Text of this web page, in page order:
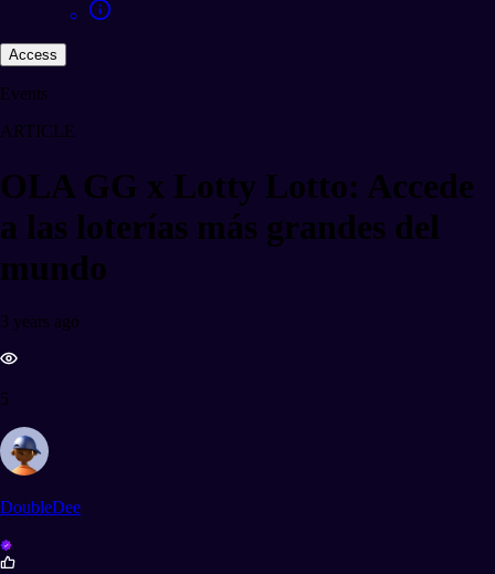
Access
Events
ARTICLE
OLA GG x Lotty Lotto: Accede
a las loterías más grandes del
mundo
3 years ago
5
DoubleDee